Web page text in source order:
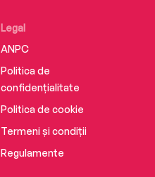
Legal
ANPC
Politica de
confidențialitate
Politica de cookie
Termeni și condiții
Regulamente